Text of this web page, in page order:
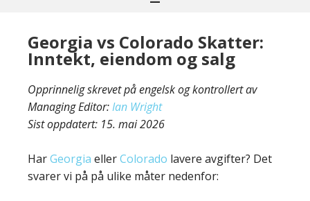
Georgia vs Colorado Skatter:
Inntekt, eiendom og salg
Opprinnelig skrevet på engelsk og kontrollert av
Managing Editor:Ian Wright
Sist oppdatert: 15. mai 2026
HarGeorgia ellerColorado lavere avgifter? Det
svarer vi på på ulike måter nedenfor: